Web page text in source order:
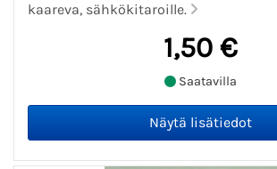
kaareva, sähkökitaroille.
1,50 €
Saatavilla